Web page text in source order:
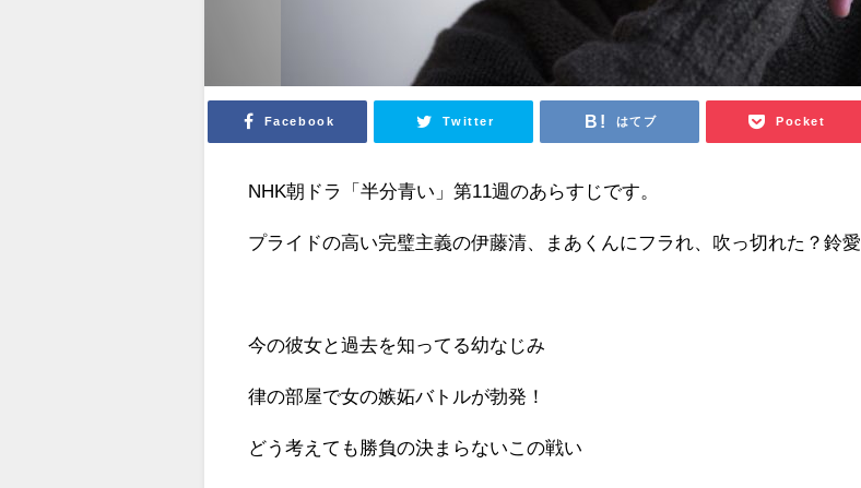
Facebook Twitter はてブ Pocket
NHK朝ドラ「半分青い」第11週のあらすじです。
プライドの高い完璧主義の伊藤清、まあくんにフラれ、吹っ切れた？鈴愛
今の彼女と過去を知ってる幼なじみ
律の部屋で女の嫉妬バトルが勃発！
どう考えても勝負の決まらないこの戦い